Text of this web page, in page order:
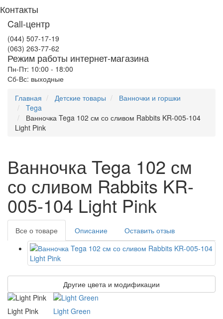
Контакты
Call-центр
(044) 507-17-19
(063) 263-77-62
Режим работы интернет-магазина
Пн-Пт: 10:00 - 18:00
Сб-Вс: выходные
Главная
Детские товары
Ванночки и горшки
Tega
Ванночка Tega 102 см со сливом Rabbits KR-005-104
Light Pink
Ванночка Tega 102 см
со сливом Rabbits KR-
005-104 Light Pink
Все о товаре Описание Оставить отзыв
Другие цвета и модификации
Light Pink Light Green